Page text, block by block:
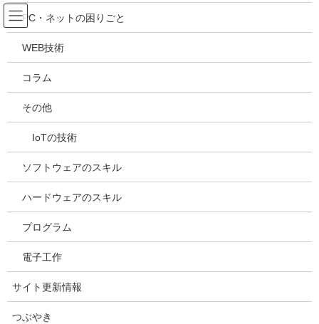
コ
ン
テ
ツ
ス
ッ
ナ
ビ
ゲ
シ
ン
移
吉川万能ＩＴ研究所
メディア
HOME
2024年11月23日
20241123191738
PC・ネットの困りごと
WEB技術
コラム
その他
IoTの技術
ソフトウェアのスキル
ハードウェアのスキル
プログラム
電子工作
サイト更新情報
つぶやき